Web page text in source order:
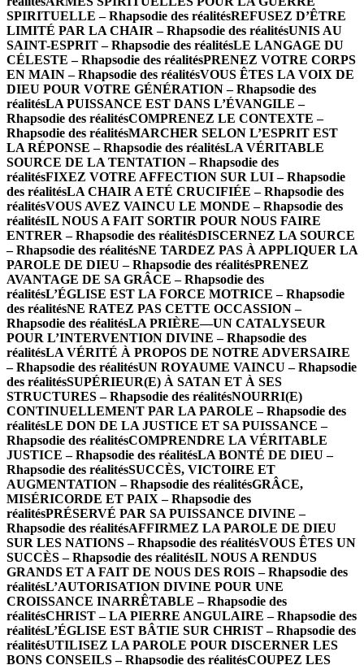
SPIRITUELLE – Rhapsodie des réalitésREFUSEZ D’ÊTRE
LIMITÉ PAR LA CHAIR – Rhapsodie des réalitésUNIS AU
SAINT-ESPRIT – Rhapsodie des réalitésLE LANGAGE DU
CÉLESTE – Rhapsodie des réalitésPRENEZ VOTRE CORPS
EN MAIN – Rhapsodie des réalitésVOUS ÊTES LA VOIX DE
DIEU POUR VOTRE GÉNÉRATION – Rhapsodie des
réalitésLA PUISSANCE EST DANS L’ÉVANGILE –
Rhapsodie des réalitésCOMPRENEZ LE CONTEXTE –
Rhapsodie des réalitésMARCHER SELON L’ESPRIT EST
LA RÉPONSE – Rhapsodie des réalitésLA VÉRITABLE
SOURCE DE LA TENTATION – Rhapsodie des
réalitésFIXEZ VOTRE AFFECTION SUR LUI – Rhapsodie
des réalitésLA CHAIR A ETÉ CRUCIFIÉE – Rhapsodie des
réalitésVOUS AVEZ VAINCU LE MONDE – Rhapsodie des
réalitésIL NOUS A FAIT SORTIR POUR NOUS FAIRE
ENTRER – Rhapsodie des réalitésDISCERNEZ LA SOURCE
– Rhapsodie des réalitésNE TARDEZ PAS À APPLIQUER LA
PAROLE DE DIEU – Rhapsodie des réalitésPRENEZ
AVANTAGE DE SA GRÂCE – Rhapsodie des
réalitésL’ÉGLISE EST LA FORCE MOTRICE – Rhapsodie
des réalitésNE RATEZ PAS CETTE OCCASSION –
Rhapsodie des réalitésLA PRIÈRE—UN CATALYSEUR
POUR L’INTERVENTION DIVINE – Rhapsodie des
réalitésLA VÉRITÉ À PROPOS DE NOTRE ADVERSAIRE
– Rhapsodie des réalitésUN ROYAUME VAINCU – Rhapsodie
des réalitésSUPÉRIEUR(E) À SATAN ET À SES
STRUCTURES – Rhapsodie des réalitésNOURRI(E)
CONTINUELLEMENT PAR LA PAROLE – Rhapsodie des
réalitésLE DON DE LA JUSTICE ET SA PUISSANCE –
Rhapsodie des réalitésCOMPRENDRE LA VÉRITABLE
JUSTICE – Rhapsodie des réalitésLA BONTÉ DE DIEU –
Rhapsodie des réalitésSUCCÈS, VICTOIRE ET
AUGMENTATION – Rhapsodie des réalitésGRÂCE,
MISÉRICORDE ET PAIX – Rhapsodie des
réalitésPRÉSERVÉ PAR SA PUISSANCE DIVINE –
Rhapsodie des réalitésAFFIRMEZ LA PAROLE DE DIEU
SUR LES NATIONS – Rhapsodie des réalitésVOUS ÊTES UN
SUCCÈS – Rhapsodie des réalitésIL NOUS A RENDUS
GRANDS ET A FAIT DE NOUS DES ROIS – Rhapsodie des
réalitésL’AUTORISATION DIVINE POUR UNE
CROISSANCE INARRÊTABLE – Rhapsodie des
réalitésCHRIST – LA PIERRE ANGULAIRE – Rhapsodie des
réalitésL’ÉGLISE EST BÂTIE SUR CHRIST – Rhapsodie des
réalitésUTILISEZ LA PAROLE POUR DISCERNER LES
BONS CONSEILS – Rhapsodie des réalitésCOUPEZ LES